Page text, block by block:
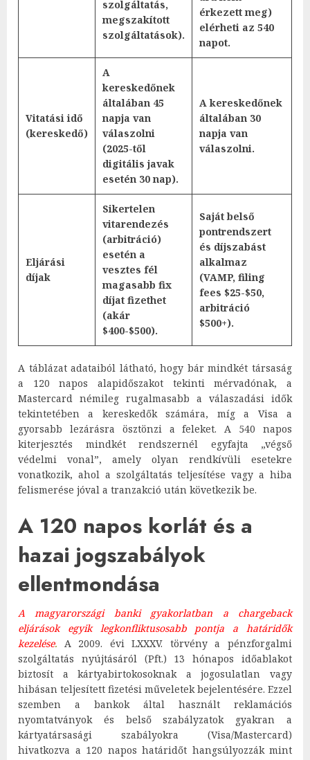
szolgáltatás,
megszakított
szolgáltatások).
érkezett meg)
elérheti az 540
napot.
Vitatási idő
(kereskedő)
A
kereskedőnek
általában 45
napja van
válaszolni
(2025-től
digitális javak
esetén 30 nap).
A kereskedőnek
általában 30
napja van
válaszolni.
Eljárási
díjak
Sikertelen
vitarendezés
(arbitráció)
esetén a
vesztes fél
magasabb fix
díjat fizethet
(akár
$400-$500).
Saját belső
pontrendszert
és díjszabást
alkalmaz
(VAMP, filing
fees $25-$50,
arbitráció
$500+).
A táblázat adataiból látható, hogy bár mindkét társaság
a 120 napos alapidőszakot tekinti mérvadónak, a
Mastercard némileg rugalmasabb a válaszadási idők
tekintetében a kereskedők számára, míg a Visa a
gyorsabb lezárásra ösztönzi a feleket. A 540 napos
kiterjesztés mindkét rendszernél egyfajta „végső
védelmi vonal”, amely olyan rendkívüli esetekre
vonatkozik, ahol a szolgáltatás teljesítése vagy a hiba
felismerése jóval a tranzakció után következik be.
A 120 napos korlát és a
hazai jogszabályok
ellentmondása
A magyarországi banki gyakorlatban a chargeback
eljárások egyik legkonfliktusosabb pontja a határidők
kezelése. A 2009. évi LXXXV. törvény a pénzforgalmi
szolgáltatás nyújtásáról (Pft.) 13 hónapos időablakot
biztosít a kártyabirtokosoknak a jogosulatlan vagy
hibásan teljesített fizetési műveletek bejelentésére. Ezzel
szemben a bankok által használt reklamációs
nyomtatványok és belső szabályzatok gyakran a
kártyatársasági szabályokra (Visa/Mastercard)
hivatkozva a 120 napos határidőt hangsúlyozzák mint